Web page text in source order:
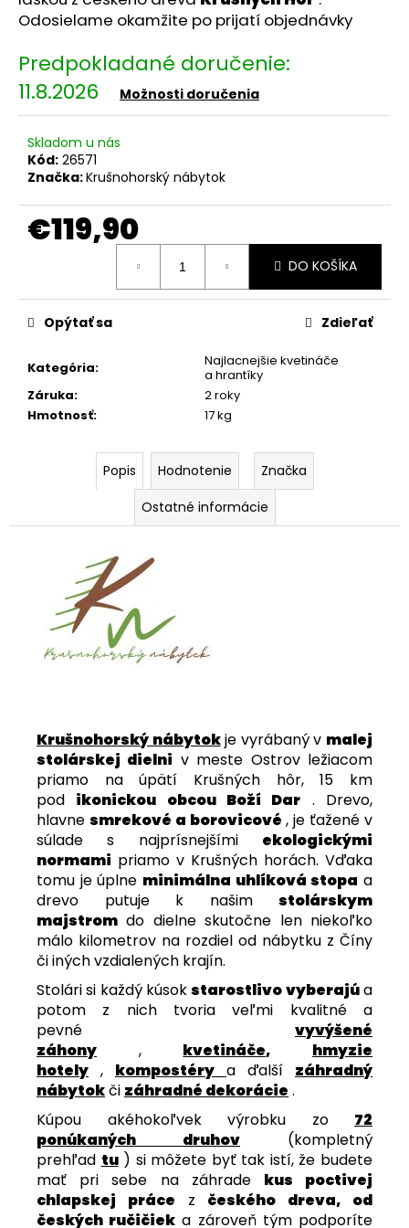
Odosielame okamžite po prijatí objednávky
11.8.2026 Možnosti doručenia
Skladom u nás
Kód: 26571
Značka:Krušnohorský nábytok
€119,90
DO KOŠÍKA
Kategória:
Najlacnejšie kvetináče
a hrantíky
Záruka:
2 roky
Hmotnosť: 17 kg
Opýtať sa Zdieľať
Popis Hodnotenie
Značka
Ostatné informácie
Krušnohorský nábytokje vyrábaný v malej
stolárskej dielni v meste Ostrov ležiacom
priamo na úpätí Krušných hôr, 15 km
pod ikonickou obcou Boží Dar . Drevo,
hlavne smrekové a borovicové , je ťažené v
súlade s najprísnejšími ekologickými
normami priamo v Krušných horách. Vďaka
tomu je úplne minimálna uhlíková stopa a
drevo putuje k našim stolárskym
majstrom do dielne skutočne len niekoľko
málo kilometrov na rozdiel od nábytku z Číny
či iných vzdialených krajín.
Stolári si každý kúsokstarostlivo vyberajúa
potom z nich tvoria veľmi kvalitné a
pevné vyvýšené
záhony , kvetináče,
hmyzie
hotely , kompostéry a ďalší záhradný
nábytokči záhradné dekorácie .
Kúpou akéhokoľvek výrobku zo 72
ponúkaných druhov (kompletný
prehľad tu ) si môžete byť tak istí, že budete
mať pri sebe na záhrade kus poctivej
chlapskej práce z českého dreva, od
českých ručičiek a zároveň tým podporíte
a
e
MAXXMEE
DIGITÁLNY
TEPLOMER
NA
VODOVODNÉ
A
KOHÚTIK
00646